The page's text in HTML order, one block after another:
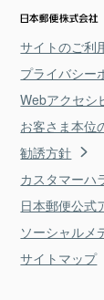
サイトのご利
プライバシー
Webアクセシ
お客さま本位
勧誘方針
カスタマーハ
日本郵便公式
ソーシャルメ
サイトマップ